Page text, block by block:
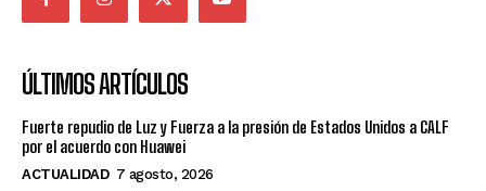
ÚLTIMOS ARTÍCULOS
Fuerte repudio de Luz y Fuerza a la presión de Estados Unidos a CALF
por el acuerdo con Huawei
ACTUALIDAD 7 agosto, 2026